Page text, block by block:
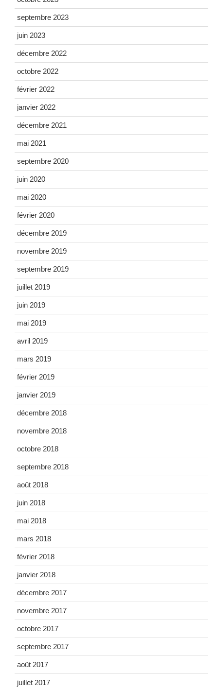
septembre 2023
juin 2023
décembre 2022
octobre 2022
février 2022
janvier 2022
décembre 2021
mai 2021
septembre 2020
juin 2020
mai 2020
février 2020
décembre 2019
novembre 2019
septembre 2019
juillet 2019
juin 2019
mai 2019
avril 2019
mars 2019
février 2019
janvier 2019
décembre 2018
novembre 2018
octobre 2018
septembre 2018
août 2018
juin 2018
mai 2018
mars 2018
février 2018
janvier 2018
décembre 2017
novembre 2017
octobre 2017
septembre 2017
août 2017
juillet 2017